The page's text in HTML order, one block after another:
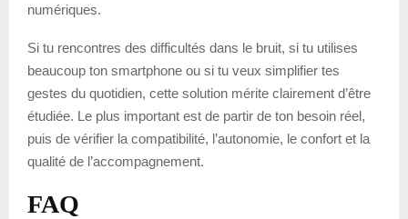
numériques.
Si tu rencontres des difficultés dans le bruit, si tu utilises
beaucoup ton smartphone ou si tu veux simplifier tes
gestes du quotidien, cette solution mérite clairement d’être
étudiée. Le plus important est de partir de ton besoin réel,
puis de vérifier la compatibilité, l’autonomie, le confort et la
qualité de l’accompagnement.
FAQ